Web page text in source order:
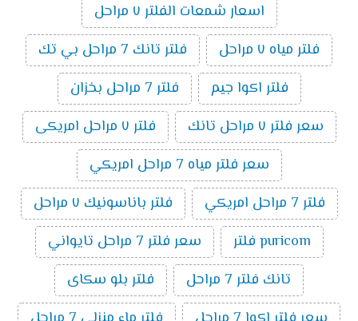
اسعار شمعات الفلتر ٧ مراحل
فلتر مياه ٧ مراحل
فلتر تانك 7 مراحل بي تك
فلتر اكوا جيم
فلتر 7 مراحل بخزان
سعر فلتر ٧ مراحل تانك
فلتر ٧ مراحل امريكى
سعر فلتر مياه 7 مراحل امريكي
فلتر 7 مراحل امريكي
فلتر باناسونيك ٧ مراحل
puricom فلتر
سعر فلتر 7 مراحل تايواني
تانك فلتر 7 مراحل
فلتر بلو سكاى